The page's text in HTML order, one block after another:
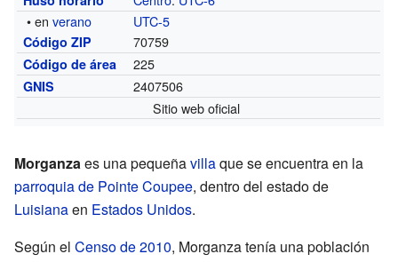
• enverano UTC-5
Código ZIP 70759
Código de área 225
GNIS
2407506
Sitio web oficial
Morganzaes una pequeñavillaque se encuentra en la
parroquia de Pointe Coupee, dentro del estado de
Luisianaen Estados Unidos.
Según el Censo de 2010, Morganza tenía una población